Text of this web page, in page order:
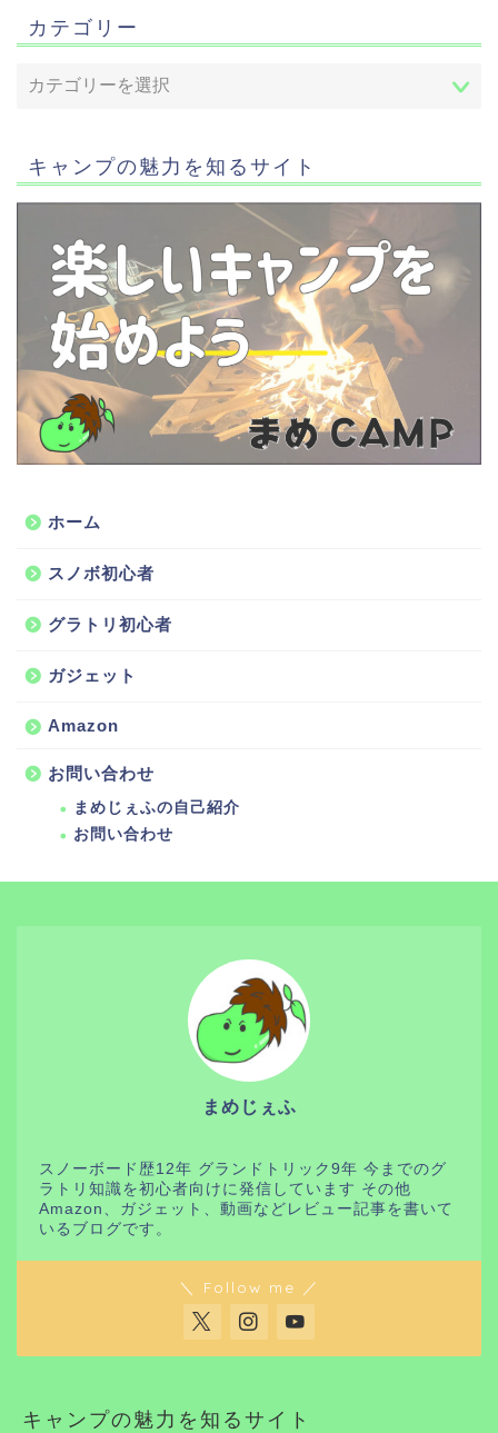
カテゴリー
キャンプの魅力を知るサイト
ホーム
スノボ初心者
グラトリ初心者
ガジェット
Amazon
お問い合わせ
まめじぇふの自己紹介
お問い合わせ
まめじぇふ
スノーボード歴12年 グランドトリック9年 今までのグ
ラトリ知識を初心者向けに発信しています その他
Amazon、ガジェット、動画などレビュー記事を書いて
いるブログです。
＼ Follow me ／
キャンプの魅力を知るサイト